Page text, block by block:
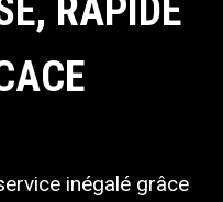
RAPIDE
inégalé grâce